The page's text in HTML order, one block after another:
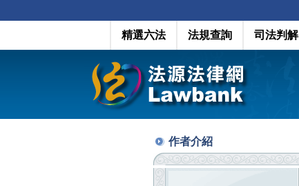
精選六法 法規查詢 司法判解
作者介紹